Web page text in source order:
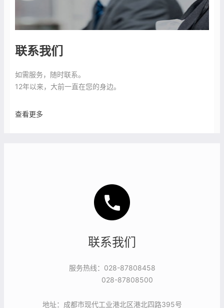
联系我们
如需服务，随时联系。
12年以来，大前一直在您的身边。
查看更多
联系我们
服务热线：028-87808458
028-87808500
地址：成都市现代工业港北区港北四路395号